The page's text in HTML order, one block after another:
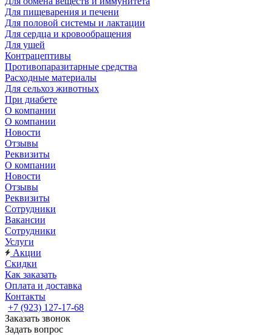
Для пищеварения и печени
Для половой системы и лактации
Для сердца и кровообращения
Для ушей
Контрацептивы
Противопаразитарные средства
Расходные материалы
Для сельхоз животных
При диабете
О компании
О компании
Новости
Отзывы
Реквизиты
О компании
Новости
Отзывы
Реквизиты
Сотрудники
Вакансии
Сотрудники
Услуги
Акции
Скидки
Как заказать
Оплата и доставка
Контакты
+7 (923) 127-17-68
Заказать звонок
Задать вопрос